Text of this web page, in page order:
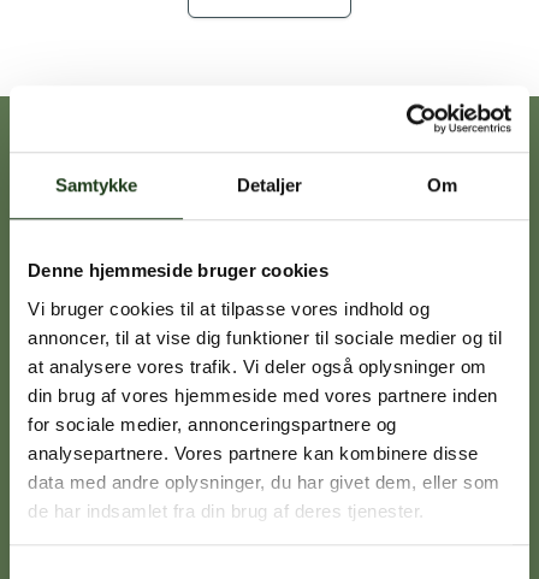
Samtykke Detaljer Om
Denne hjemmeside bruger cookies
Vi bruger cookies til at tilpasse vores indhold og
annoncer, til at vise dig funktioner til sociale medier og til
at analysere vores trafik. Vi deler også oplysninger om
din brug af vores hjemmeside med vores partnere inden
for sociale medier, annonceringspartnere og
analysepartnere. Vores partnere kan kombinere disse
data med andre oplysninger, du har givet dem, eller som
de har indsamlet fra din brug af deres tjenester.
Vores afdelinger
Holbæk
59 45 10 14
Signe Vinding
Nykøbing Sj.
59 91 99 77